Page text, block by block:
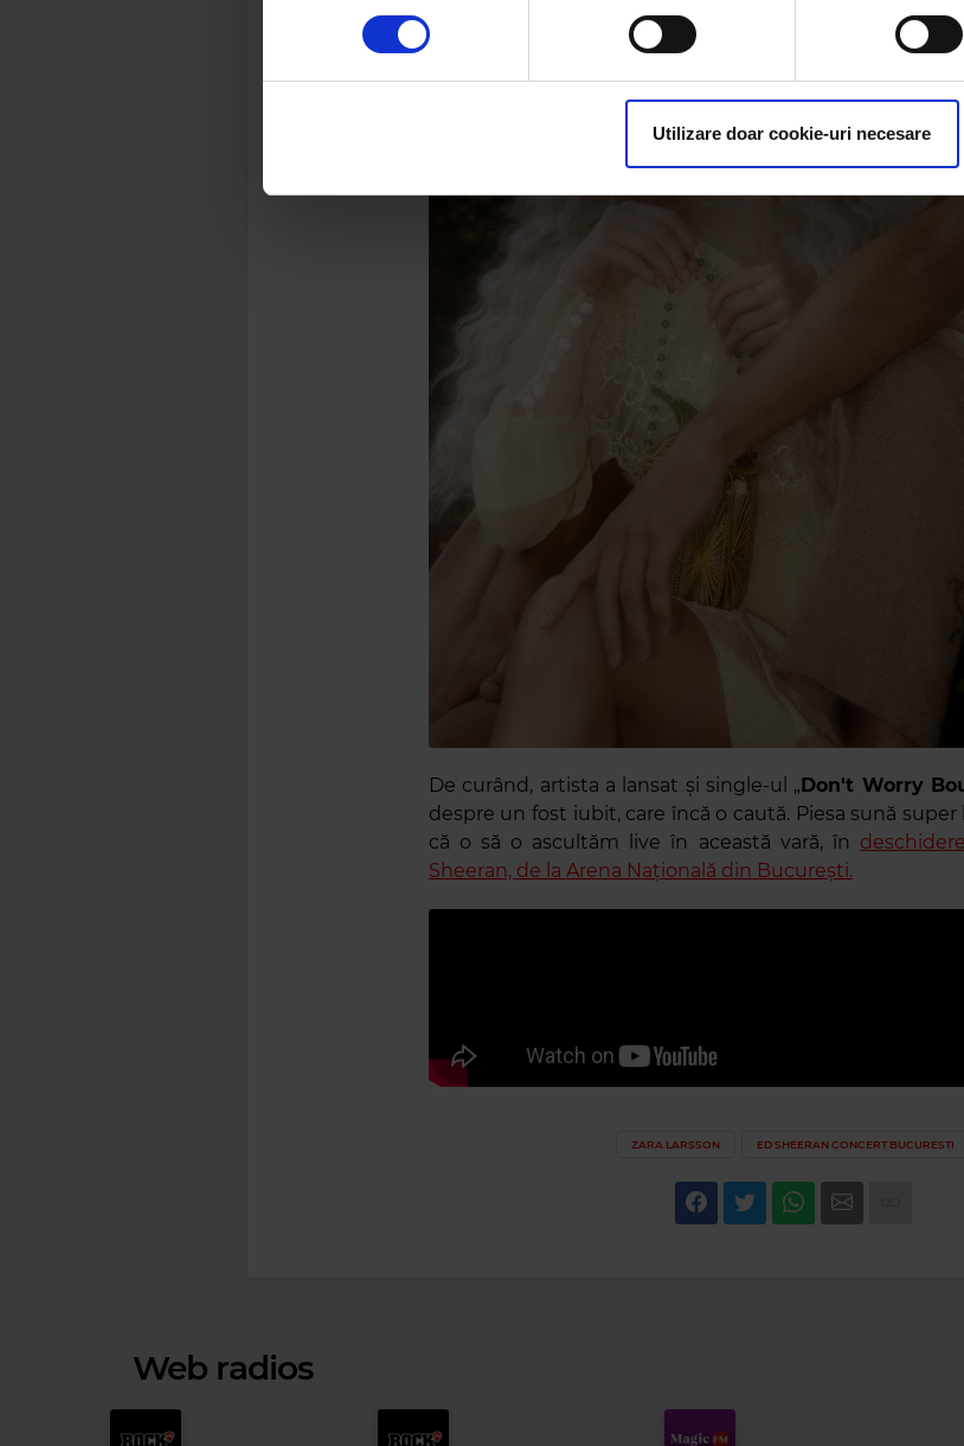
Vă puteți modifica sau retrage oricând acordul din Declarația despre modulele
traficul. De asemenea, le oferim partenerilor de rețele sociale, de publicitate și
care folosiți site-ul nostru. Aceștia le pot combina cu alte informații oferite de
Utilizare doar cookie-uri necesare
De curând, artista a lansat și single-ul „Don't Worry
despre un fost iubit, care încă o caută. Piesa sună
că o să o ascultăm live în această vară, în
Sheeran, de la Arena Națională din București.
ZARA LARSSON ED SHEERAN CONCERT BUCURESTI
Web radios